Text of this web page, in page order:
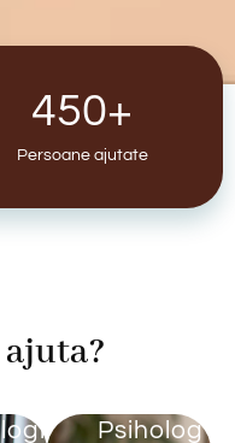
Persoane ajutate
450+
Psiholog